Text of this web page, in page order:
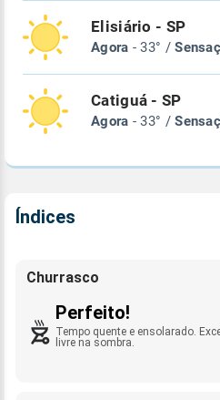
Elisiário - SP
Agora - 33° /
Catiguá - SP
Agora - 33° /
Índices
Churrasco
Perfeito!
Tempo quente e ensolarado.
livre na sombra.